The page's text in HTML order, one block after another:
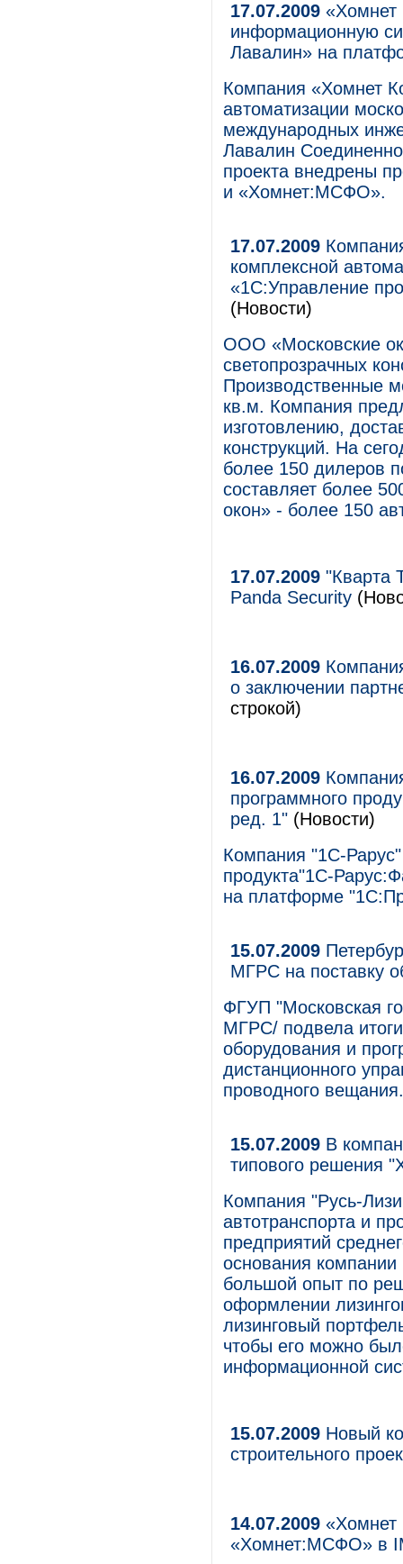
17.07.2009 «Хомнет
информационную
Лавалин» на
Компания «Хомнет
автоматизации
международных
Лавалин
проекта внедрены
и «Хомнет:МСФО».
17.07.2009
комплексной
«1С:Управление
(Новости)
ООО «Московские
светопрозрачных
Производственные
кв.м. Компания
изготовлению,
конструкций. На
более 150 дилеров
составляет более
окон» - более 150
17.07.2009 "Кварта
Panda Security
16.07.2009
о заключении
строкой)
16.07.2009
программного
ред. 1" (Новости)
Компания "1С-
продукта"1С-
на платформе
15.07.2009
МГРС на поставку
ФГУП "Московская
МГРС/ подвела итоги
оборудования и
дистанционного
проводного
15.07.2009 В
типового решения
Компания "Русь-
автотранспорта и
предприятий
основания
большой опыт по
оформлении
лизинговый
чтобы его можно
информационной
15.07.2009 Новый
строительного
14.07.2009 «Хомнет
«Хомнет:МСФО» в